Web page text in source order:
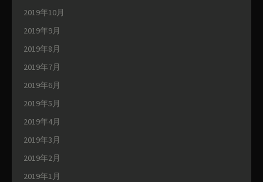
2019年10月
2019年9月
2019年8月
2019年7月
2019年6月
2019年5月
2019年4月
2019年3月
2019年2月
2019年1月